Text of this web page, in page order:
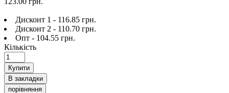
Дисконт 1 - 116.85 грн.
Дисконт 2 - 110.70 грн.
Опт - 104.55 грн.
Кількість
Купити
В закладки
порівняння